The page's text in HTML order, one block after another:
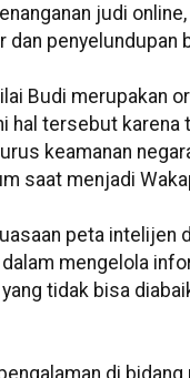
judi
dan penyelundupan
Budi merupakan
hal tersebut karena
keamanan
saat menjadi
peta intelijen
dalam mengelola
tidak bisa